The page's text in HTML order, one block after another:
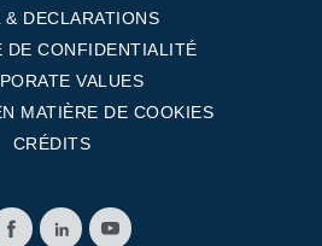
& DECLARATIONS
DE CONFIDENTIALITÉ
VALUES
MATIÈRE DE COOKIES
CRÉDITS